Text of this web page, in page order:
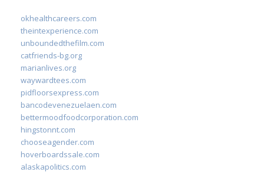
okhealthcareers.com
theintexperience.com
unboundedthefilm.com
catfriends-bg.org
marianlives.org
waywardtees.com
pidfloorsexpress.com
bancodevenezuelaen.com
bettermoodfoodcorporation.com
hingstonnt.com
chooseagender.com
hoverboardssale.com
alaskapolitics.com